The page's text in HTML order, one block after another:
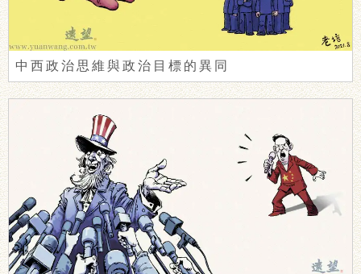
中西政治思維與政治目標的異同